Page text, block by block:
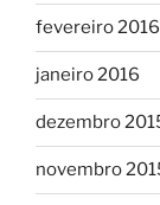
fevereiro 2016
janeiro 2016
dezembro
novembro